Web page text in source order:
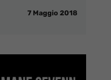
7 Maggio 2018